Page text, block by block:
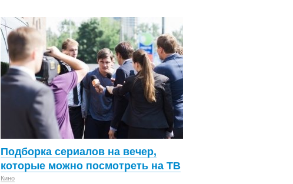
Подборка сериалов на вечер,
которые можно посмотреть на ТВ
Кино